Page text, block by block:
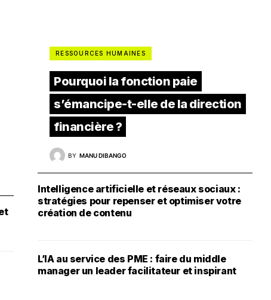
RESSOURCES HUMAINES
Pourquoi la fonction paie
s’émancipe-t-elle de la direction
financière ?
BY MANU DIBANGO
Intelligence artificielle et réseaux sociaux :
stratégies pour repenser et optimiser votre
création de contenu
L’IA au service des PME : faire du middle
manager un leader facilitateur et inspirant